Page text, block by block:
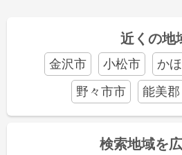
近くの地
金沢市 小松市 か
野々市市
能美郡
検索地域を